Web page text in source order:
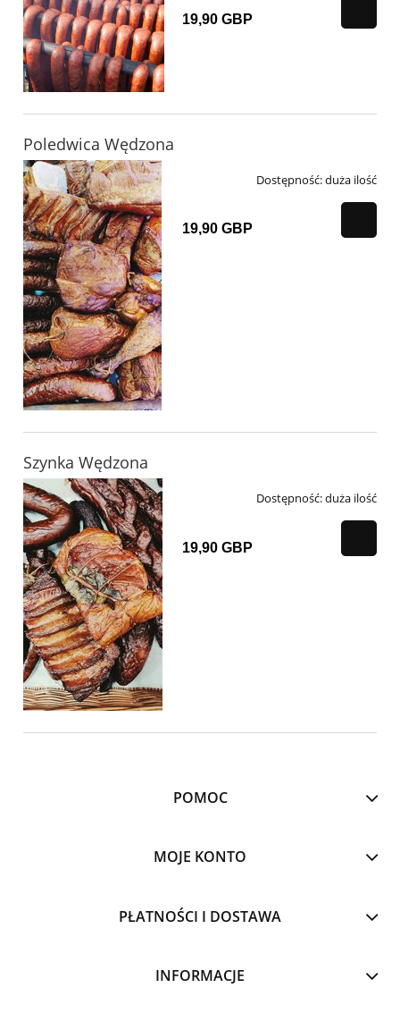
19,90 GBP
Poledwica Wędzona
Dostępność:duża ilość
19,90 GBP
Szynka Wędzona
Dostępność:duża ilość
19,90 GBP
POMOC
MOJE KONTO
PŁATNOŚCI I DOSTAWA
INFORMACJE